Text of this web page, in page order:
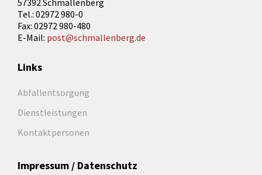
57392 Schmallenberg
Tel.: 02972 980-0
Fax: 02972 980-480
E-Mail: post@schmallenberg.de
Links
Abfallentsorgung
Dienstleistungen
Kontaktpersonen
Impressum / Datenschutz